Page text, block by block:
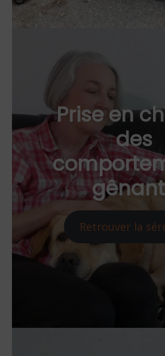
Prise en
des
Retrouver la